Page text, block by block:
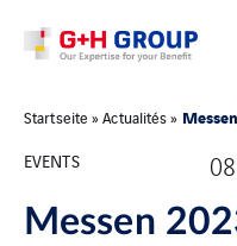
Startseite »Actualités»
EVENTS
Messen